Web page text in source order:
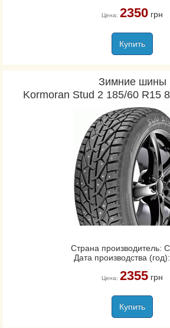
Цена: 2350грн
Купить
Зимние шины
Kormoran Stud 2 185/60 R15
Страна производитель:
Дата производства
Цена: 2355грн
Купить